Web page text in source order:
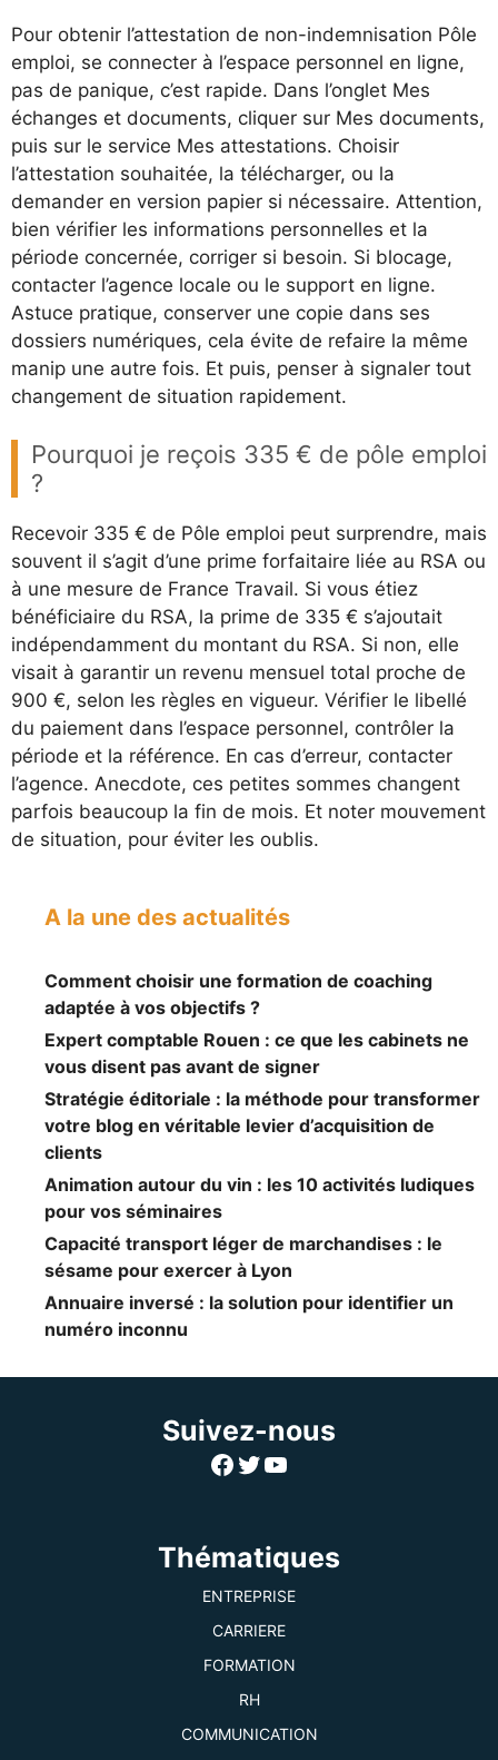
Pour obtenir l’attestation de non-indemnisation Pôle
emploi, se connecter à l’espace personnel en ligne,
pas de panique, c’est rapide. Dans l’onglet Mes
échanges et documents, cliquer sur Mes documents,
puis sur le service Mes attestations. Choisir
l’attestation souhaitée, la télécharger, ou la
demander en version papier si nécessaire. Attention,
bien vérifier les informations personnelles et la
période concernée, corriger si besoin. Si blocage,
contacter l’agence locale ou le support en ligne.
Astuce pratique, conserver une copie dans ses
dossiers numériques, cela évite de refaire la même
manip une autre fois. Et puis, penser à signaler tout
changement de situation rapidement.
Pourquoi je reçois 335 € de pôle emploi
?
Recevoir 335 € de Pôle emploi peut surprendre, mais
souvent il s’agit d’une prime forfaitaire liée au RSA ou
à une mesure de France Travail. Si vous étiez
bénéficiaire du RSA, la prime de 335 € s’ajoutait
indépendamment du montant du RSA. Si non, elle
visait à garantir un revenu mensuel total proche de
900 €, selon les règles en vigueur. Vérifier le libellé
du paiement dans l’espace personnel, contrôler la
période et la référence. En cas d’erreur, contacter
l’agence. Anecdote, ces petites sommes changent
parfois beaucoup la fin de mois. Et noter mouvement
de situation, pour éviter les oublis.
A la une des actualités
Comment choisir une formation de coaching
adaptée à vos objectifs ?
Expert comptable Rouen : ce que les cabinets ne
vous disent pas avant de signer
Stratégie éditoriale : la méthode pour transformer
votre blog en véritable levier d’acquisition de
clients
Animation autour du vin : les 10 activités ludiques
pour vos séminaires
Capacité transport léger de marchandises : le
sésame pour exercer à Lyon
Annuaire inversé : la solution pour identifier un
numéro inconnu
Suivez-nous
Facebook
Twitter
YouTube
Thématiques
ENTREPRISE
CARRIERE
FORMATION
RH
COMMUNICATION